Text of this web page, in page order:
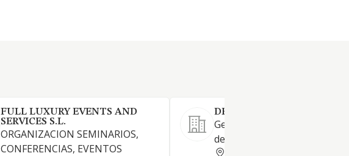
FULL LUXURY EVENTS AND
SERVICES S.L.
ORGANIZACION SEMINARIOS,
CONFERENCIAS, EVENTOS
DRIVING EVENTS SL
Gestión de eventos para el
del motor